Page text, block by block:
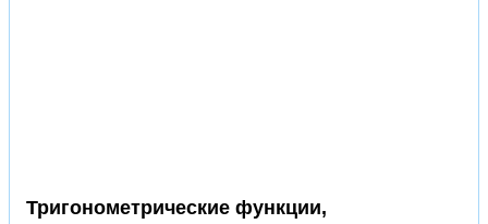
Тригонометрические функции,